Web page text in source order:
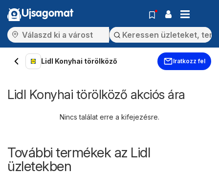
Ujsagomat
Lidl Konyhai törölköző Iratkozz fel
Lidl Konyhai törölköző akciós ára
Nincs találat erre a kifejezésre.
További termékek az Lidl
üzletekben